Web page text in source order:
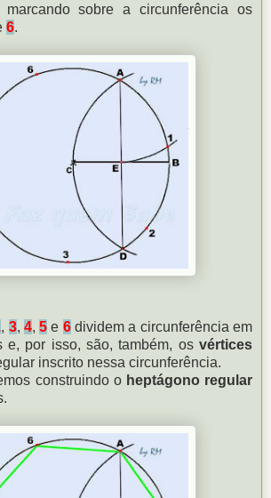
sobre a circunferência os
6.
, 3, 4,5 e 6dividem a circunferência em
e, por isso, são, também, os vértices
inscrito nessa circunferência.
construindo o heptágono regular